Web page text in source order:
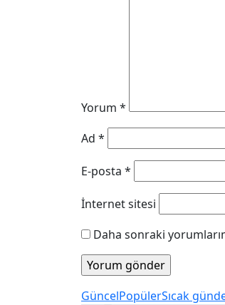
Yorum *
Ad *
E-posta *
İnternet sitesi
Daha sonraki
GüncelPopülerSıcak